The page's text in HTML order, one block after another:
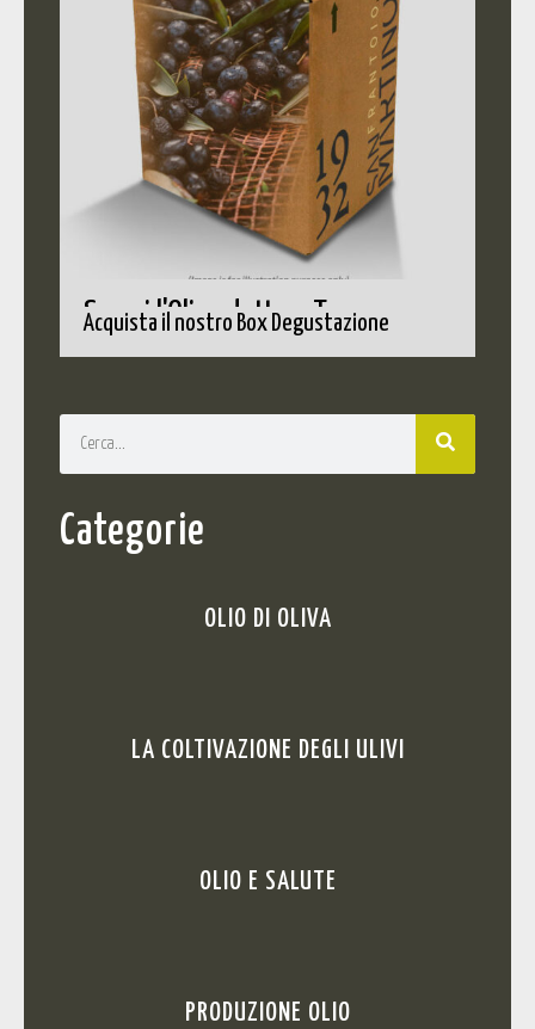
Scopri l'Olio adatto a Te
Acquista il nostro Box Degustazione
Categorie
OLIO DI OLIVA
LA COLTIVAZIONE DEGLI ULIVI
OLIO E SALUTE
PRODUZIONE OLIO